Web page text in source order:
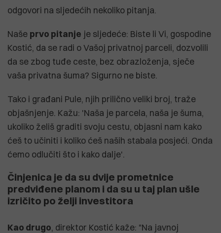
odgovori na sljedećih nekoliko pitanja.
Naše prvo pitanje je sljedeće: Biste li Vi, gospodine
Kostić, da se radi o Vašoj privatnoj parceli, dozvolili
da se zbog tuđe ceste, bez obrazloženja, sječe
vaša privatna šuma? Sigurno ne biste.
Tako i građani Pule, njih prilično veliki broj, traže
objašnjenje. Kažu: 'Naša je parcela, naša je šuma,
ukoliko želiš graditi svoju cestu, objasni nam kako
ćeš to učiniti i koliko ćeš naših stabala posjeći. Onda
ćemo odlučiti što i kako dalje'.
Činjenica je da su dvije prometnice
predviđene planom i da su u taj plan ušle
izričito po želji investitora
Kao drugo, direktor Kostić kaže: "Na javnoj